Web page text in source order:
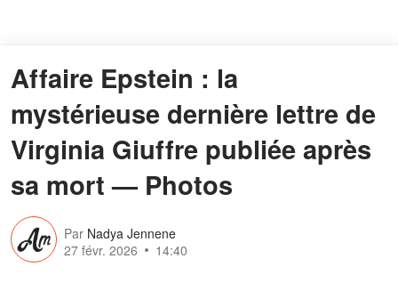
Affaire Epstein : la
mystérieuse dernière lettre de
Virginia Giuffre publiée après
sa mort — Photos
Par Nadya Jennene
27 févr. 2026
14:40